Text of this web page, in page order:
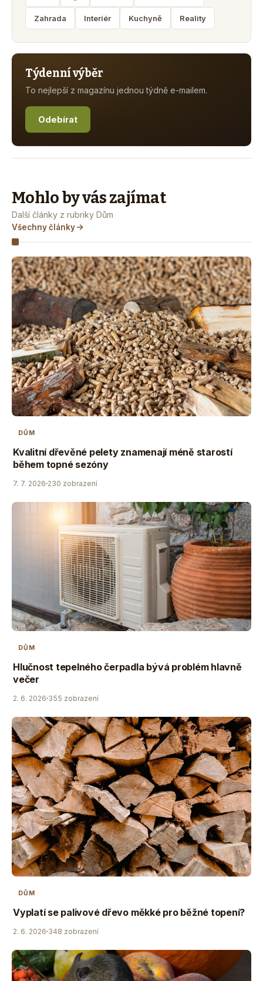
Zahrada Interiér Kuchyně Reality
Týdenní výběr
To nejlepší z magazínu jednou týdně e-mailem.
Odebírat
Mohlo by vás zajímat
Další články z rubriky Dům
Všechny články
DŮM
Kvalitní dřevěné pelety znamenají méně starostí
během topné sezóny
7. 7. 2026 230 zobrazení
DŮM
Hlučnost tepelného čerpadla bývá problém hlavně
večer
2. 6. 2026 355 zobrazení
DŮM
Vyplatí se palivové dřevo měkké pro běžné topení?
2. 6. 2026 348 zobrazení